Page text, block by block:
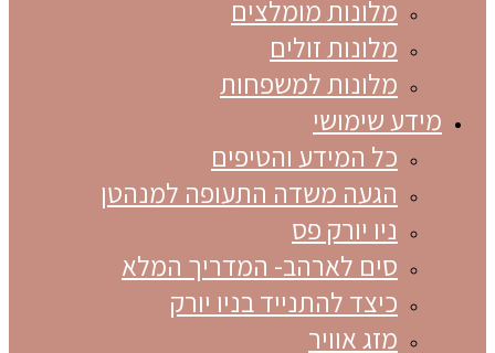
מלונות מומלצים
מלונות זולים
מלונות למשפחות
מידע שימושי
כל המידע והטיפים
הגעה משדה התעופה למנהטן
ניו יורק פס
סים לארהב- המדריך המלא
כיצד להתנייד בניו יורק
מזג אוויר